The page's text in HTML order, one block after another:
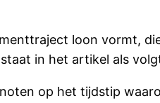
loon vormt,
in het artikel als
op het tijdstip